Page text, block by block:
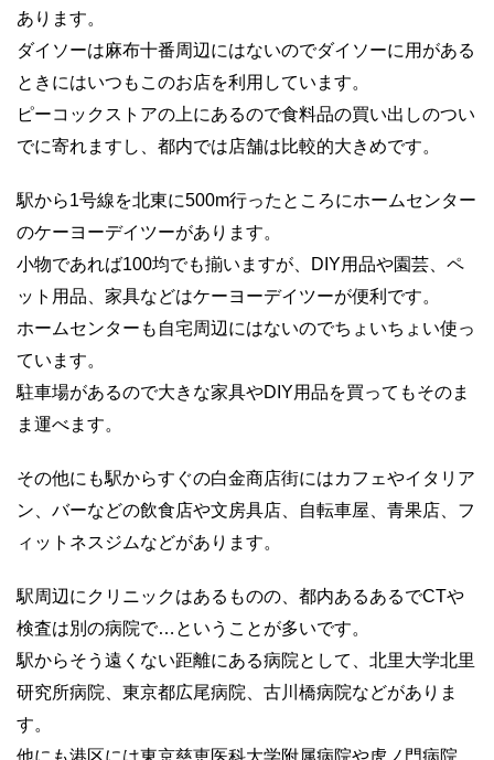
あります。
ダイソーは麻布十番周辺にはないのでダイソーに用がある
ときにはいつもこのお店を利用しています。
ピーコックストアの上にあるので食料品の買い出しのつい
でに寄れますし、都内では店舗は比較的大きめです。
駅から1号線を北東に500m行ったところにホームセンター
のケーヨーデイツーがあります。
小物であれば100均でも揃いますが、DIY用品や園芸、ペ
ット用品、家具などはケーヨーデイツーが便利です。
ホームセンターも自宅周辺にはないのでちょいちょい使っ
ています。
駐車場があるので大きな家具やDIY用品を買ってもそのま
ま運べます。
その他にも駅からすぐの白金商店街にはカフェやイタリア
ン、バーなどの飲食店や文房具店、自転車屋、青果店、フ
ィットネスジムなどがあります。
駅周辺にクリニックはあるものの、都内あるあるでCTや
検査は別の病院で…ということが多いです。
駅からそう遠くない距離にある病院として、北里大学北里
研究所病院、東京都広尾病院、古川橋病院などがありま
す。
他にも港区には東京慈恵医科大学附属病院や虎ノ門病院、